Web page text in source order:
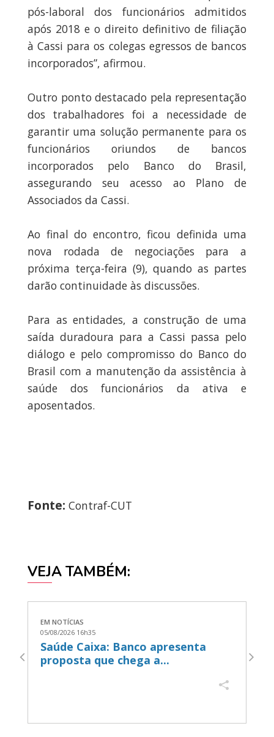
pós-laboral dos funcionários admitidos
após 2018 e o direito definitivo de filiação
à Cassi para os colegas egressos de bancos
incorporados”, afirmou.
Outro ponto destacado pela representação
dos trabalhadores foi a necessidade de
garantir uma solução permanente para os
funcionários oriundos de bancos
incorporados pelo Banco do Brasil,
assegurando seu acesso ao Plano de
Associados da Cassi.
Ao final do encontro, ficou definida uma
nova rodada de negociações para a
próxima terça-feira (9), quando as partes
darão continuidade às discussões.
Para as entidades, a construção de uma
saída duradoura para a Cassi passa pelo
diálogo e pelo compromisso do Banco do
Brasil com a manutenção da assistência à
saúde dos funcionários da ativa e
aposentados.
Fonte: Contraf-CUT
VEJA TAMBÉM:
EM NOTÍCIAS
05/08/2026 16h35
Saúde Caixa: Banco apresenta
proposta que chega a...